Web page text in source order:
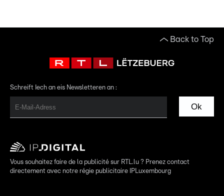
Back to Top
Schreift Iech an eis Newsletteren an :
Ok
Vous souhaitez faire de la publicité sur RTL.lu ? Prenez contact
directement avec notre régie publicitaire IPLuxembourg